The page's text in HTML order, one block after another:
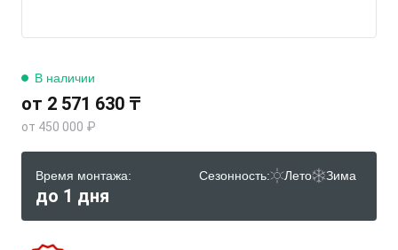
В наличии
от 2 571 630 ₸
от 450 000 ₽
Время монтажа:
до 1 дня
Сезонность: Лето Зима